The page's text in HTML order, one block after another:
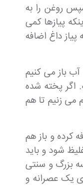
روغن را به
پیاز استفاده کرده ایم) بعد از اینکه پیازها کمی
داغ اضافه
باز می کنیم
اگر پخته شده
می زنیم تا هم
کرده و باز هم
شود و باید
بزرگ و سنتی
آش خیلی سریع آماده می شود(حدود30دقیقه) بنابراین برای یک عصرانه و